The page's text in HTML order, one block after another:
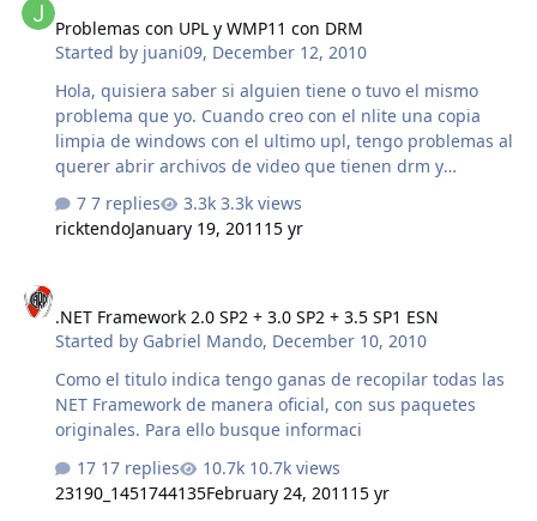
Problemas con UPL y WMP11 con DRM
Started by juani09, December 12, 2010
Hola, quisiera saber si alguien tiene o tuvo el mismo
problema que yo. Cuando creo con el nlite una copia
limpia de windows con el ultimo upl, tengo problemas al
querer abrir archivos de video que tienen drm y
necesitan conectarse a internet para pedir un usuario y
contrase
7 replies
3.3k views
ricktendoJanuary 19, 2011 15 yr
.NET Framework 2.0 SP2 + 3.0 SP2 + 3.5 SP1 ESN
Started by Gabriel Mando, December 10, 2010
Como el titulo indica tengo ganas de recopilar todas las
NET Framework de manera oficial, con sus paquetes
originales. Para ello busque informaci
17 replies
10.7k views
23190_1451744135February 24, 2011 15 yr